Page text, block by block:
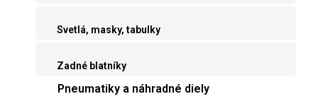
Svetlá, masky, tabulky
Zadné blatníky
Pneumatiky a náhradné diely